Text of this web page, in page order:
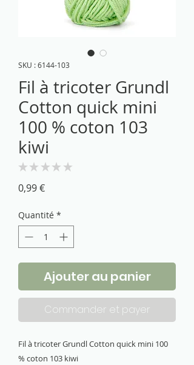
SKU : 6144-103
Fil à tricoter Grundl
Cotton quick mini
100 % coton 103
kiwi
★ ★ ★ ★ ★
0,99 €Prix
Quantité *
Ajouter au panier
Commander et payer
Fil à tricoter Grundl Cotton quick mini 100
% coton 103 kiwi